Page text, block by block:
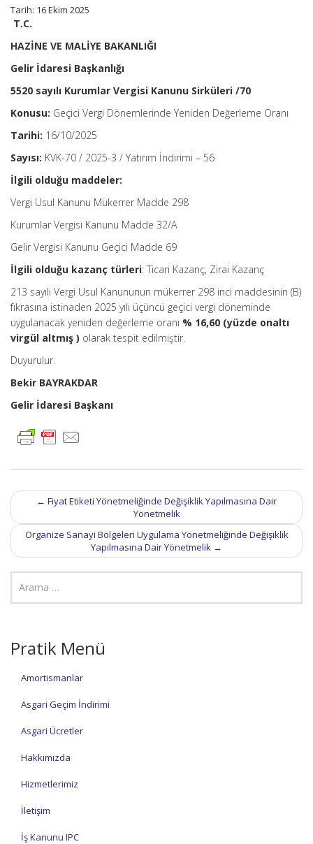
Tarih: 16 Ekim 2025
T.C.
HAZİNE VE MALİYE BAKANLIĞI
Gelir İdaresi Başkanlığı
5520 sayılı Kurumlar Vergisi Kanunu Sirküleri /70
Konusu: Geçici Vergi Dönemlerinde Yeniden Değerleme Oranı
Tarihi: 16/10/2025
Sayısı: KVK-70 / 2025-3 / Yatırım İndirimi – 56
İlgili olduğu maddeler:
Vergi Usul Kanunu Mükerrer Madde 298
Kurumlar Vergisi Kanunu Madde 32/A
Gelir Vergisi Kanunu Geçici Madde 69
İlgili olduğu kazanç türleri: Ticari Kazanç, Zirai Kazanç
213 sayılı Vergi Usul Kanununun mükerrer 298 inci maddesinin (B)
fıkrasına istinaden 2025 yılı üçüncü geçici vergi döneminde
uygulanacak yeniden değerleme oranı % 16,60 (yüzde onaltı
virgül altmış ) olarak tespit edilmiştir.
Duyurulur.
Bekir BAYRAKDAR
Gelir İdaresi Başkanı
Post
navigation
← Fiyat Etiketi Yönetmeliğinde Değişiklik Yapılmasına Dair
Yönetmelik
Organize Sanayi Bölgeleri Uygulama Yönetmeliğinde Değişiklik
Yapılmasına Dair Yönetmelik →
Pratik Menü
Amortismanlar
Asgari Geçim İndirimi
Asgari Ücretler
Hakkımızda
Hizmetlerimiz
İletişim
İş Kanunu IPC